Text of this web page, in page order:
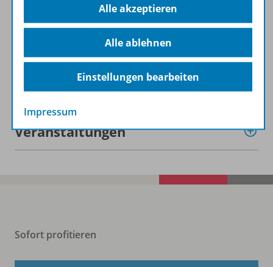
Zugehörige Produkte
Benachrichtigungs-Service
Veranstaltungen
Sofort profitieren
Alle akzeptieren
Alle ablehnen
Einstellungen bearbeiten
Impressum